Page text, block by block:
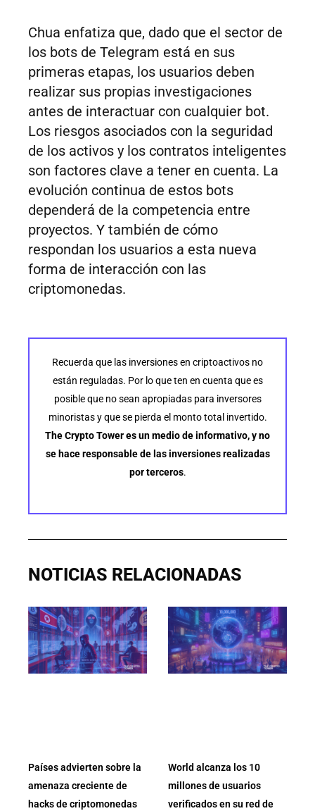
Chua enfatiza que, dado que el sector de
los bots de Telegram está en sus
primeras etapas, los usuarios deben
realizar sus propias investigaciones
antes de interactuar con cualquier bot.
Los riesgos asociados con la seguridad
de los activos y los contratos inteligentes
son factores clave a tener en cuenta. La
evolución continua de estos bots
dependerá de la competencia entre
proyectos. Y también de cómo
respondan los usuarios a esta nueva
forma de interacción con las
criptomonedas.
Recuerda que las inversiones en criptoactivos no
están reguladas. Por lo que ten en cuenta que es
posible que no sean apropiadas para inversores
minoristas y que se pierda el monto total invertido.
The Crypto Tower es un medio de informativo, y no
se hace responsable de las inversiones realizadas
por terceros.
NOTICIAS RELACIONADAS
Países advierten sobre la
amenaza creciente de
hacks de criptomonedas
World alcanza los 10
millones de usuarios
verificados en su red de